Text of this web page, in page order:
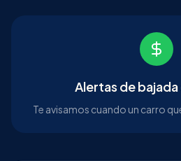
Alertas de
Te avisamos cuando un carro